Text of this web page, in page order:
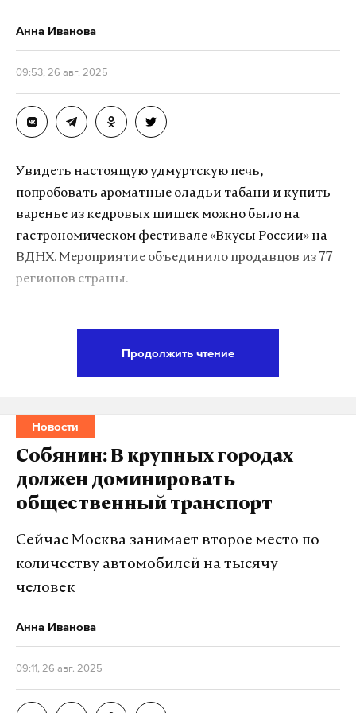
Подпишитесь на Daily Storm в
работает там, где тормозит интернет.
А еще мы есть вTelegram
Дзен VK
#босфор #турция # плавание
Анна Иванова
09:53, 26 авг. 2025
Увидеть настоящую удмуртскую печь,
попробовать ароматные оладьи табани и купить
варенье из кедровых шишек можно было на
гастрономическом фестивале «Вкусы России» на
ВДНХ. Мероприятие объединило продавцов из 77
регионов страны.
работает там, где тормозит интернет.
Макс
Дзен VK
Одним из главных гастрономических хитов стали
Продолжить чтение
Новости
Собянин: В крупных городах
должен доминировать
общественный транспорт
Сейчас Москва занимает второе место по
количеству автомобилей на тысячу
человек
Анна Иванова
09:11, 26 авг. 2025